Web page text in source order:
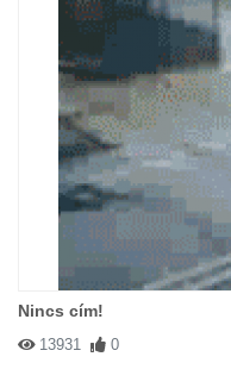
Nincs cím!
13931 0